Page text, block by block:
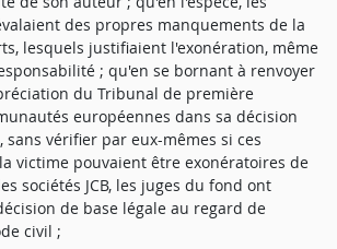
des propres manquements de la
lesquels justifiaient l'exonération, même
; qu'en se bornant à renvoyer
du Tribunal de première
européennes dans sa décision
sans vérifier par eux-mêmes si ces
victime pouvaient être exonératoires de
sociétés JCB, les juges du fond ont
de base légale au regard de
civil ;